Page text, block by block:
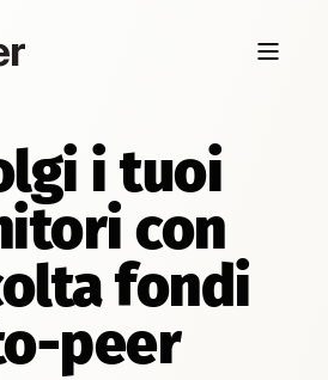
i tuoi
con
fondi
peer